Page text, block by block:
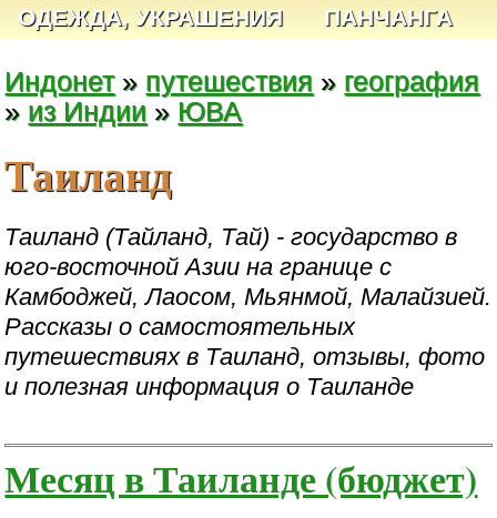
ОДЕЖДА, УКРАШЕНИЯ
ПАНЧАНГА
Индонет» путешествия » география
» из Индии » ЮВА
Таиланд
Таиланд (Тайланд, Тай) - государство в
юго-восточной Азии на границе с
Камбоджей, Лаосом, Мьянмой, Малайзией.
Рассказы о самостоятельных
путешествиях в Таиланд, отзывы, фото
и полезная информация о Таиланде
Месяц в Таиланде (бюджет)